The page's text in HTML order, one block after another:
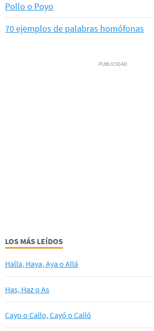
Pollo o Poyo
70 ejemplos de palabras homófonas
LOS MÁS LEÍDOS
Halla, Haya, Aya o Allá
Has, Haz o As
Cayo o Callo, Cayó o Calló